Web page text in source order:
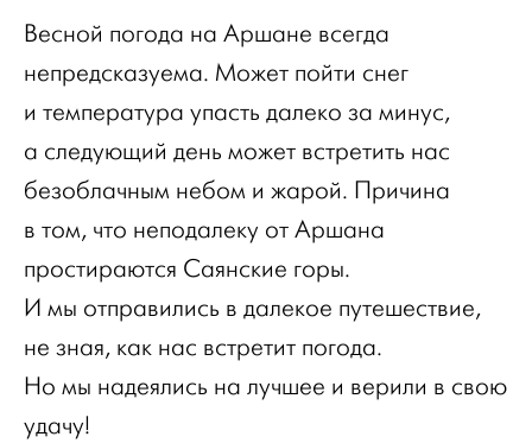
Весной погода на Аршане всегда
непредсказуема. Может пойти снег
и температура упасть далеко за минус,
а следующий день может встретить нас
безоблачным небом и жарой. Причина
в том, что неподалеку от Аршана
простираются Саянские горы.
И мы отправились в далекое путешествие,
не зная, как нас встретит погода.
Но мы надеялись на лучшее и верили в свою
удачу!